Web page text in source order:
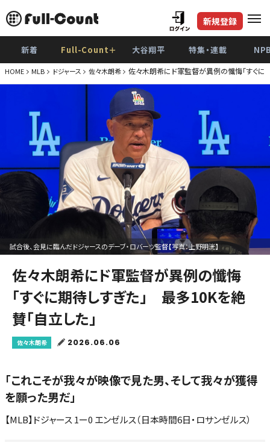
新規登録
新着 Full-Count＋ 大谷翔平 特集・連載
HOME MLB ドジャース 佐々木朗希 佐々木朗希にド軍監督が異例の懺悔「すぐに
試合後、会見に臨んだドジャースのデーブ・ロバーツ監督【写真：上野明洸】
佐々木朗希にド軍監督が異例の懺悔
「すぐに期待しすぎた」 最多10Kを絶
賛「自立した」
佐々木朗希 2026.06.06
「これこそが我々が映像で見た男、そして我々が獲得
を願った男だ」
【MLB】ドジャース 1ー0 エンゼルス（日本時間6日・ロサンゼルス）